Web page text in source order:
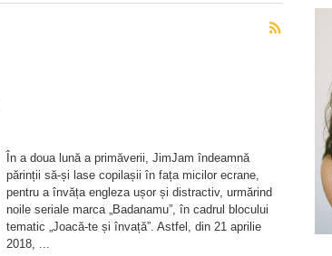
În a doua lună a primăverii, JimJam îndeamnă
părinții să-și lase copilașii în fața micilor ecrane,
pentru a învăța engleza ușor și distractiv, urmărind
noile seriale marca „Badanamu”, în cadrul blocului
tematic „Joacă-te și învață”. Astfel, din 21 aprilie
2018, ...